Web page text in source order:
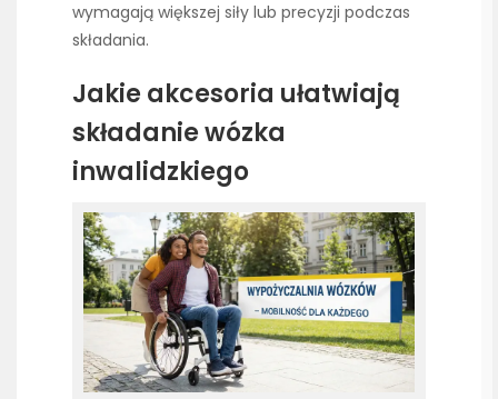
wymagają większej siły lub precyzji podczas
składania.
Jakie akcesoria ułatwiają
składanie wózka
inwalidzkiego